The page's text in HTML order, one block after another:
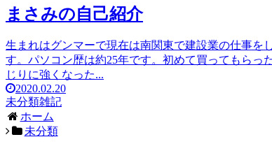
まさみの自己紹介
生まれはグンマーで現在は南関東で建設業の仕事を
す。パソコン歴は約25年です。初めて買ってもらっ
じりに強くなった...
2020.02.20
未分類雑記
ホーム
未分類